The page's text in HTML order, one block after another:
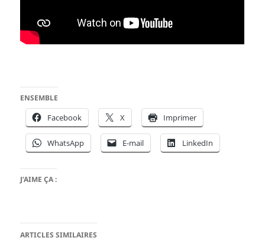
ENSEMBLE
Facebook X Imprimer
WhatsApp E-mail LinkedIn
J’AIME ÇA :
ARTICLES SIMILAIRES